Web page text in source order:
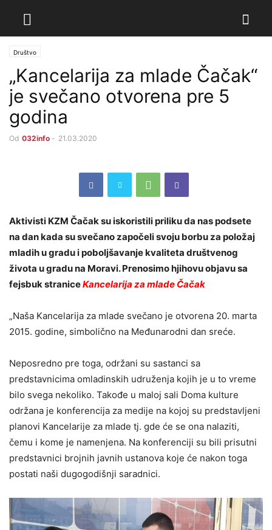
Društvo
„Kancelarija za mlade Čačak“
je svečano otvorena pre 5
godina
Od 032info - 21.03.2020
Aktivisti KZM Čačak su iskoristili priliku da nas podsete
na dan kada su svečano započeli svoju borbu za položaj
mladih u gradu i poboljšavanje kvaliteta društvenog
života u gradu na Moravi. Prenosimo hjihovu objavu sa
fejsbuk straniceKancelarija za mlade Čačak
„Naša Kancelarija za mlade svečano je otvorena 20. marta
2015. godine, simbolično na Međunarodni dan sreće.
Neposredno pre toga, održani su sastanci sa
predstavnicima omladinskih udruženja kojih je u to vreme
bilo svega nekoliko. Takođe u maloj sali Doma kulture
održana je konferencija za medije na kojoj su predstavljeni
planovi Kancelarije za mlade tj. gde će se ona nalaziti,
čemu i kome je namenjena. Na konferenciji su bili prisutni
predstavnici brojnih javnih ustanova koje će nakon toga
postati naši dugogodišnji saradnici.